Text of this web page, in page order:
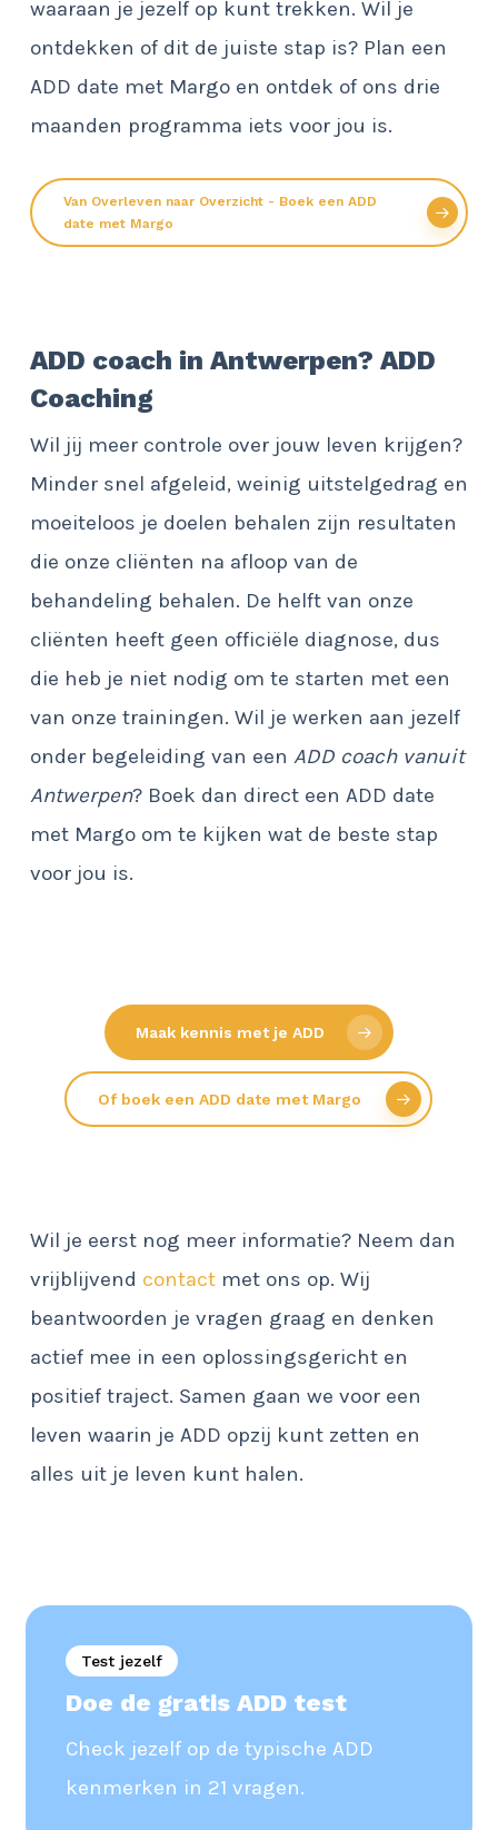
waaraan je jezelf op kunt trekken. Wil je
ontdekken of dit de juiste stap is? Plan een
ADD date met Margo en ontdek of ons drie
maanden programma iets voor jou is.
Van Overleven naar Overzicht - Boek een ADD
date met Margo
ADD coach in Antwerpen? ADD
Coaching
Wil jij meer controle over jouw leven krijgen?
Minder snel afgeleid, weinig uitstelgedrag en
moeiteloos je doelen behalen zijn resultaten
die onze cliënten na afloop van de
behandeling behalen. De helft van onze
cliënten heeft geen officiële diagnose, dus
die heb je niet nodig om te starten met een
van onze trainingen. Wil je werken aan jezelf
onder begeleiding van een ADD coach vanuit
Antwerpen? Boek dan direct een ADD date
met Margo om te kijken wat de beste stap
voor jou is.
Maak kennis met je ADD
Of boek een ADD date met Margo
Wil je eerst nog meer informatie? Neem dan
vrijblijvend contactmet ons op. Wij
beantwoorden je vragen graag en denken
actief mee in een oplossingsgericht en
positief traject. Samen gaan we voor een
leven waarin je ADD opzij kunt zetten en
alles uit je leven kunt halen.
Test jezelf
Doe de gratis ADD test
Check jezelf op de typische ADD
kenmerken in 21 vragen.